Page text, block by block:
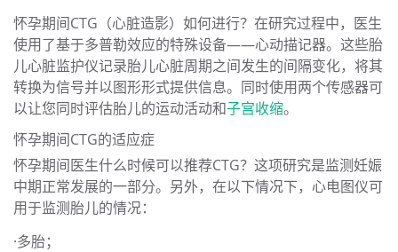
怀孕期间CTG（心脏造影）如何进行？在研究过程中，医生
使用了基于多普勒效应的特殊设备——心动描记器。这些胎
儿心脏监护仪记录胎儿心脏周期之间发生的间隔变化，将其
转换为信号并以图形形式提供信息。同时使用两个传感器可
以让您同时评估胎儿的运动活动和子宫收缩。
怀孕期间CTG的适应症
怀孕期间医生什么时候可以推荐CTG？这项研究是监测妊娠
中期正常发展的一部分。另外，在以下情况下，心电图仪可
用于监测胎儿的情况：
·多胎；